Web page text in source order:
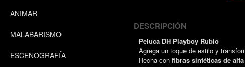
ANIMAR
MALABARISMO
ESCENOGRAFÍA
DESCRIPCIÓN
Peluca DH Playboy Rubio
Agrega un toque de estilo y
Hecha con fibras sintéticas de